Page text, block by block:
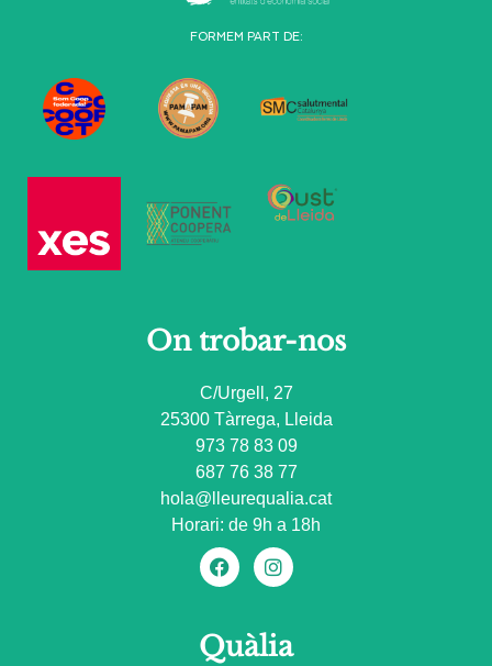
FORMEM PART DE:
On trobar-nos
C/Urgell, 27
25300 Tàrrega, Lleida
973 78 83 09
687 76 38 77
hola@lleurequalia.cat
Horari: de 9h a 18h
Quàlia